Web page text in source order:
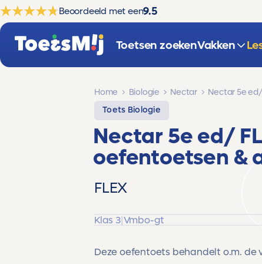
Beoordeeld met een9.5
Toetsen zoekenVakken
Home Biologie Nectar
Nectar 5e
Toets Biologie
Nectar 5e ed/
oefentoetsen &
FLEX
Klas 3|Vmbo-gt
Deze oefentoets behandelt o.m. de